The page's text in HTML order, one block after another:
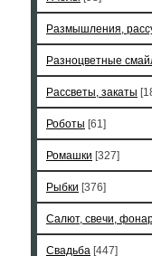
Размышления,
Разноцветные
Рассветы, закаты
Роботы [61]
Ромашки [327]
Рыбки [376]
Салют, свечи,
Свадьба [447]